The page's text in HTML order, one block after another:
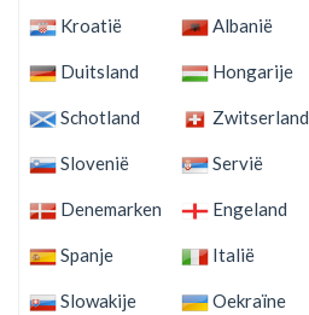
Kroatië Albanië
Duitsland Hongarije
Schotland Zwitserland
Slovenië Servië
Denemarken Engeland
Spanje Italië
Slowakije Oekraïne